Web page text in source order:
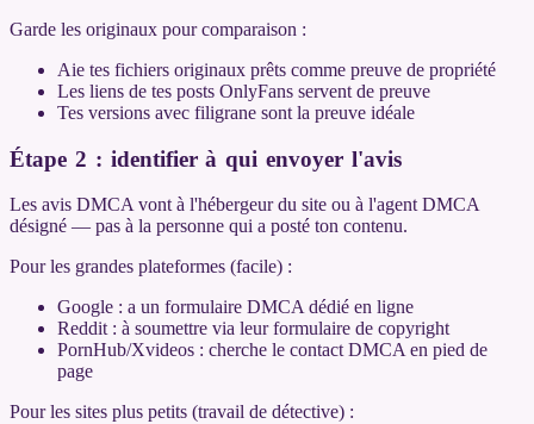
Garde les originaux pour comparaison :
Aie tes fichiers originaux prêts comme preuve de propriété
Les liens de tes posts OnlyFans servent de preuve
Tes versions avec filigrane sont la preuve idéale
Étape 2 : identifier à qui envoyer l'avis
Les avis DMCA vont à l'hébergeur du site ou à l'agent DMCA
désigné — pas à la personne qui a posté ton contenu.
Pour les grandes plateformes (facile) :
Google : a un formulaire DMCA dédié en ligne
Reddit : à soumettre via leur formulaire de copyright
PornHub/Xvideos : cherche le contact DMCA en pied de
page
Pour les sites plus petits (travail de détective) :